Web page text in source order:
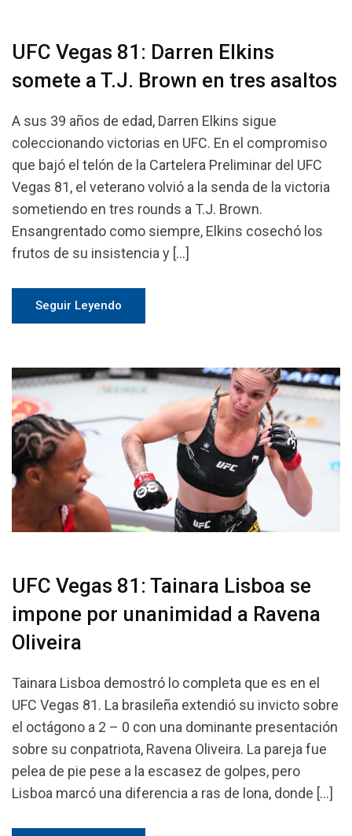
UFC Vegas 81: Darren Elkins
somete a T.J. Brown en tres asaltos
A sus 39 años de edad, Darren Elkins sigue
coleccionando victorias en UFC. En el compromiso
que bajó el telón de la Cartelera Preliminar del UFC
Vegas 81, el veterano volvió a la senda de la victoria
sometiendo en tres rounds a T.J. Brown.
Ensangrentado como siempre, Elkins cosechó los
frutos de su insistencia y […]
Seguir Leyendo
UFC Vegas 81: Tainara Lisboa se
impone por unanimidad a Ravena
Oliveira
Tainara Lisboa demostró lo completa que es en el
UFC Vegas 81. La brasileña extendió su invicto sobre
el octágono a 2 – 0 con una dominante presentación
sobre su conpatriota, Ravena Oliveira. La pareja fue
pelea de pie pese a la escasez de golpes, pero
Lisboa marcó una diferencia a ras de lona, donde […]